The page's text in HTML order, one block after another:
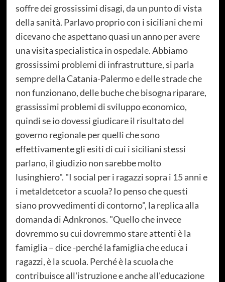
soffre dei grossissimi disagi, da un punto di vista
della sanità. Parlavo proprio con i siciliani che mi
dicevano che aspettano quasi un anno per avere
una visita specialistica in ospedale. Abbiamo
grossissimi problemi di infrastrutture, si parla
sempre della Catania-Palermo e delle strade che
non funzionano, delle buche che bisogna riparare,
grassissimi problemi di sviluppo economico,
quindi se io dovessi giudicare il risultato del
governo regionale per quelli che sono
effettivamente gli esiti di cui i siciliani stessi
parlano, il giudizio non sarebbe molto
lusinghiero". "I social per i ragazzi sopra i 15 anni e
i metaldetcetor a scuola? Io penso che questi
siano provvedimenti di contorno", la replica alla
domanda di Adnkronos. "Quello che invece
dovremmo su cui dovremmo stare attenti è la
famiglia – dice -perché la famiglia che educa i
ragazzi, è la scuola. Perché è la scuola che
contribuisce all'istruzione e anche all'educazione